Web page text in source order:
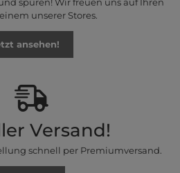
spüren! Wir freuen uns auf Ihren
unserer Stores.
ansehen!
Versand!
schnell per Premiumversand.